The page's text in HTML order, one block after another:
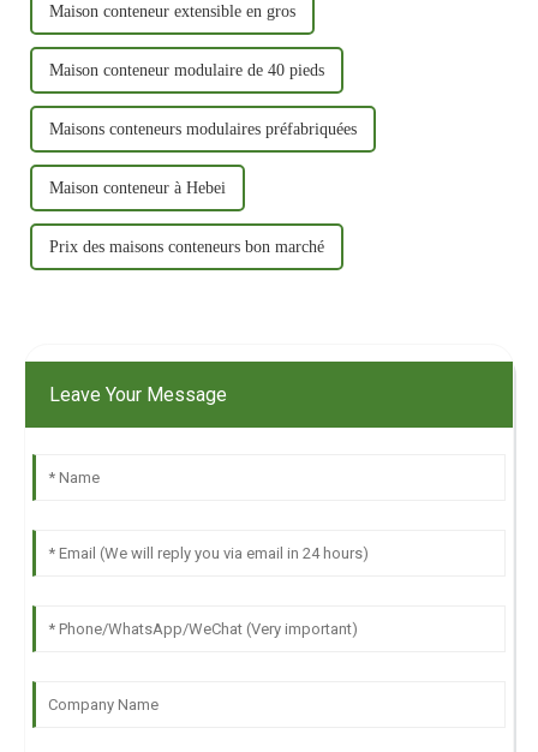
Maison conteneur extensible en gros
Maison conteneur modulaire de 40 pieds
Maisons conteneurs modulaires préfabriquées
Maison conteneur à Hebei
Prix ​​​​des maisons conteneurs bon marché
Leave Your Message